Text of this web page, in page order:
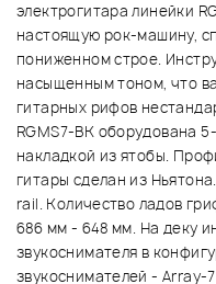
электрогитара линейки
настоящую рок-машину,
пониженном строе.
насыщенным тоном, что
гитарных рифов
RGMS7-BK оборудована
накладкой из ятобы.
гитары сделан из
rail. Количество ладов
686 мм - 648 мм. На деку
звукоснимателя в
звукоснимателей - Array-